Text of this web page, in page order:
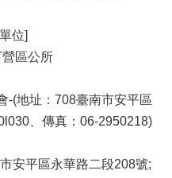
位]
區公所
-(地址：708臺南市安平區
、傳真：06-2950218)
安平區永華路二段208號;